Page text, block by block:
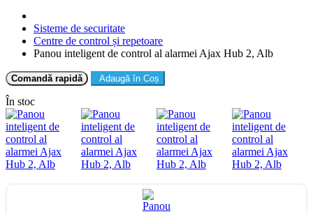
Sisteme de securitate
Centre de control și repetoare
Panou inteligent de control al alarmei Ajax Hub 2, Alb
Comandă rapidă Adaugă în Coș
În stoc